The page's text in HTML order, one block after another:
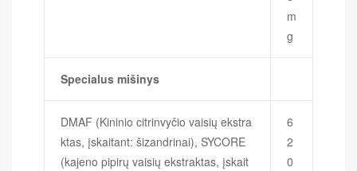
m
g
Specialus mišinys
DMAF (Kininio citrinvyčio vaisių ekstra
ktas, įskaitant: šizandrinai), SYCORE
(kajeno pipirų vaisių ekstraktas, įskait
6
2
0